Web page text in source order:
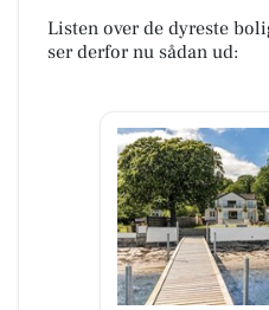
Listen over de dyreste
ser derfor nu sådan ud: